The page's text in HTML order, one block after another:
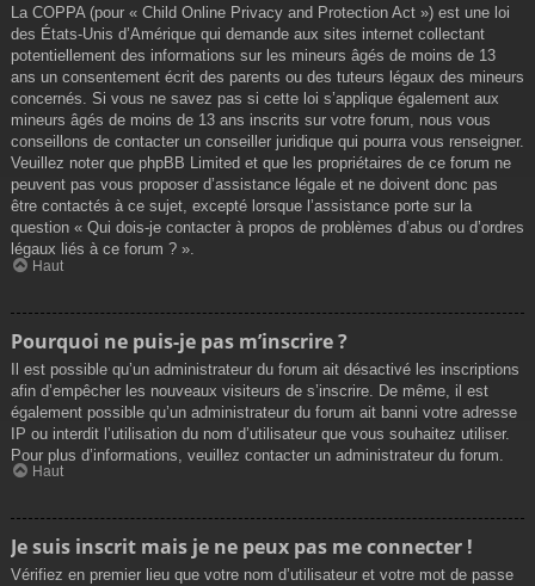
La COPPA (pour « Child Online Privacy and Protection Act ») est une loi
des États-Unis d’Amérique qui demande aux sites internet collectant
potentiellement des informations sur les mineurs âgés de moins de 13
ans un consentement écrit des parents ou des tuteurs légaux des mineurs
concernés. Si vous ne savez pas si cette loi s’applique également aux
mineurs âgés de moins de 13 ans inscrits sur votre forum, nous vous
conseillons de contacter un conseiller juridique qui pourra vous renseigner.
Veuillez noter que phpBB Limited et que les propriétaires de ce forum ne
peuvent pas vous proposer d’assistance légale et ne doivent donc pas
être contactés à ce sujet, excepté lorsque l’assistance porte sur la
question « Qui dois-je contacter à propos de problèmes d’abus ou d’ordres
légaux liés à ce forum ? ».
Haut
Pourquoi ne puis-je pas m’inscrire ?
Il est possible qu’un administrateur du forum ait désactivé les inscriptions
afin d’empêcher les nouveaux visiteurs de s’inscrire. De même, il est
également possible qu’un administrateur du forum ait banni votre adresse
IP ou interdit l’utilisation du nom d’utilisateur que vous souhaitez utiliser.
Pour plus d’informations, veuillez contacter un administrateur du forum.
Haut
Je suis inscrit mais je ne peux pas me connecter !
Vérifiez en premier lieu que votre nom d’utilisateur et votre mot de passe